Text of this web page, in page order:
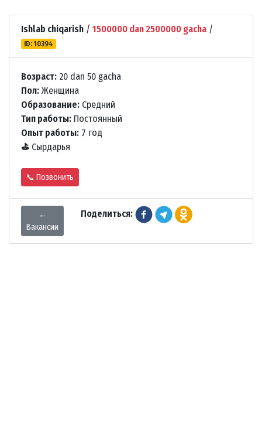
Ishlab chiqarish / 1500000 dan 2500000 gacha /
ID: 10394
Возраст: 20 dan 50 gacha
Пол: Женщина
Образование: Средний
Тип работы: Постоянный
Опыт работы: 7 год
⛳ Сырдарья
📞 Позвонить
←
Вакансии
Поделиться: